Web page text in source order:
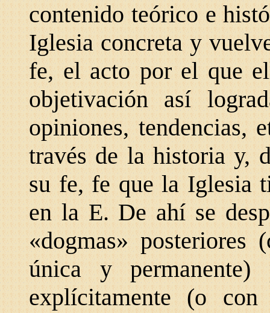
contenido teórico e
Iglesia concreta y
fe, el acto por el que
objetivación así
opiniones, tendencias,
través de la historia y,
su fe, fe que la Iglesia
en la E. De ahí se
«dogmas»
única y
explícitamente (o